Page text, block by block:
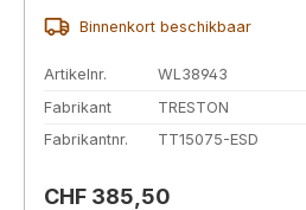
Binnenkort beschikbaar
Artikelnr.
WL38943
Fabrikant
TRESTON
Fabrikantnr.
TT15075-ESD
Normale prijs:
CHF 385,50